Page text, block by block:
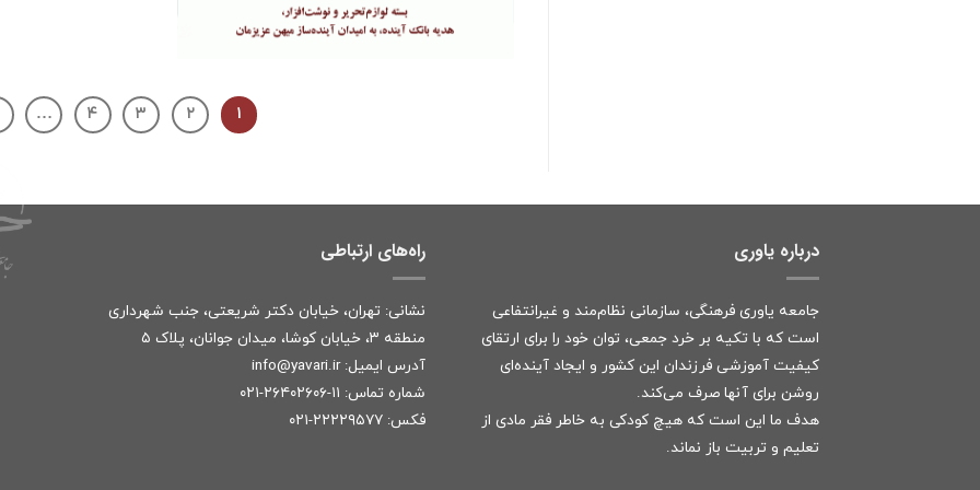
۱ ۲ ۳ ۴ …
درباره یاوری
جامعه یاوری فرهنگی، سازمانی نظام‌مند و غیرانتفاعی
است که با تکیه بر خرد جمعی، توان خود را برای ارتقای
کیفیت آموزشی فرزندان این کشور و ایجاد آینده‌ای
روشن برای آنها صرف می‌کند.
هدف ما این است که هیچ کودکی به خاطر فقر مادی از
تعلیم و تربیت باز نماند.
راه‌های ارتباطی
نشانی: تهران، خیابان دکتر شریعتی، جنب شهرداری
منطقه ۳، خیابان کوشا، میدان جوانان، پلاک ۵
آدرس ایمیل: info@yavari.ir
شماره تماس: ۱۱-۲۶۴۰۲۶۰۶-۰۲۱
فکس: ۲۲۲۲۹۵۷۷-۰۲۱